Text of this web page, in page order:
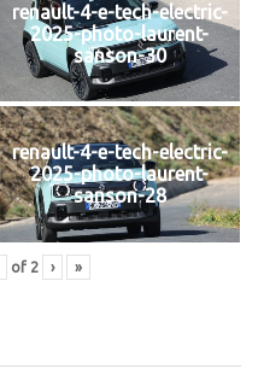
renault-4-e-tech-electric-
2025-photo-laurent-
sanson-30
renault-4-e-tech-electric-
2025-photo-laurent-
sanson-28
of 2 › »